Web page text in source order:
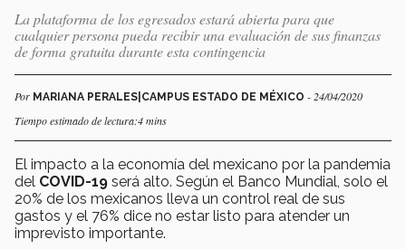
La plataforma de los egresados estará abierta para que
cualquier persona pueda recibir una evaluación de sus finanzas
de forma gratuita durante esta contingencia
Por MARIANA PERALES|CAMPUS ESTADO DE MÉXICO - 24/04/2020
Tiempo estimado de lectura:4 mins
El impacto a la economía del mexicano por la pandemia
del COVID-19 será alto. Según el Banco Mundial, solo el
20% de los mexicanos lleva un control real de sus
gastos y el 76% dice no estar listo para atender un
imprevisto importante.